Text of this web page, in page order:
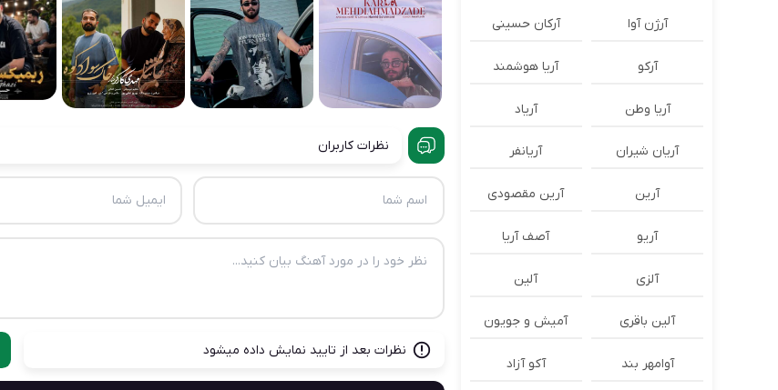
نظرات کاربران
نظرات بعد از تایید نمایش داده میشود
آرژن آوا آرکان حسینی
آرکو آریا هوشمند
آریا وطن آریاد
آریان شیران آریانفر
آرین آرین مقصودی
آریو آصف آریا
آلزی آلین
آلین باقری آمیش و جویون
آوامهر بند آکو آزاد